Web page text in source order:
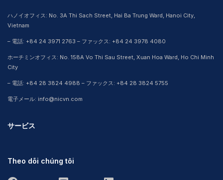
ハノイオフィス: No. 3A Thi Sach Street, Hai Ba Trung Ward, Hanoi City,
Vietnam
– 電話: +84 24 3971 2763 – ファックス: +84 24 3978 4080
ホーチミンオフィス: No. 158A Vo Thi Sau Street, Xuan Hoa Ward, Ho Chi Minh
City
– 電話: +84 28 3824 4988 – ファックス: +84 28 3824 5755
電子メール: info@nicvn.com
サービス
Theo dõi chúng tôi